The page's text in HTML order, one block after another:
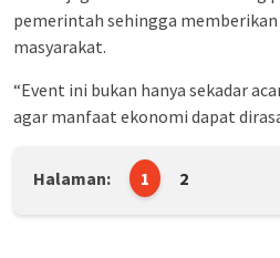
pemerintah sehingga
masyarakat.
“Event ini bukan hanya sekadar
agar manfaat ekonomi dapat
Halaman: 1 2